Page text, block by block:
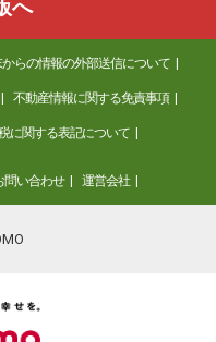
へ
らの情報の外部送信について
不動産情報に関する免責事項
に関する表記について
問い合わせ 運営会社